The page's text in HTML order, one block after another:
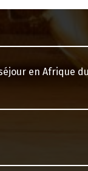
en Afrique